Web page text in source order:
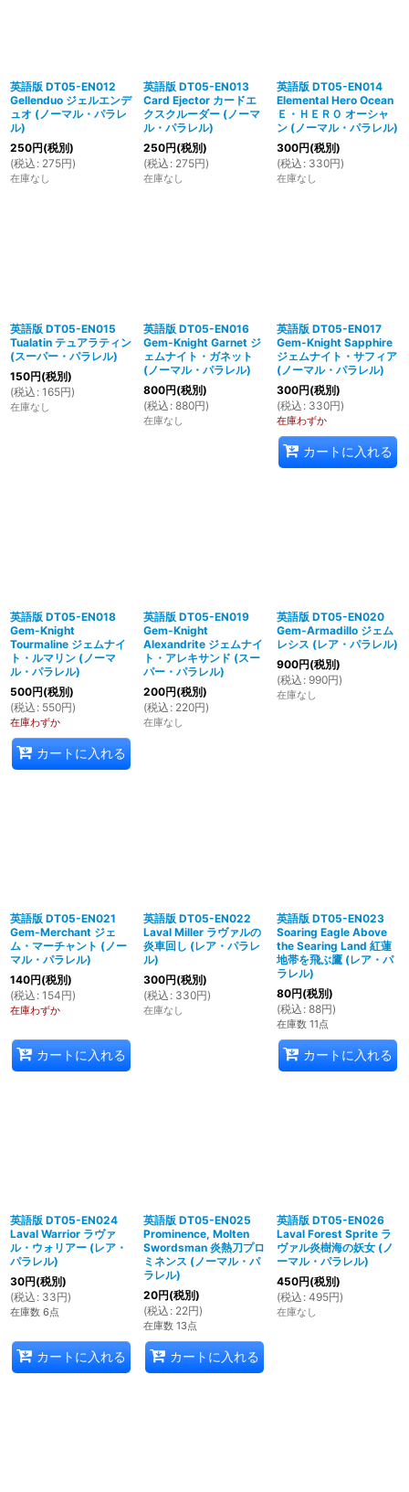
英語版 DT05-EN012
Gellenduo ジェルエンデ
ュオ (ノーマル・パラレ
ル)
250円(税別)
(税込 : 275円)
在庫なし
英語版 DT05-EN013
Card Ejector カードエ
クスクルーダー (ノーマ
ル・パラレル)
250円(税別)
(税込 : 275円)
在庫なし
英語版 DT05-EN014
Elemental Hero Ocean
Ｅ・ＨＥＲＯ オーシャ
ン (ノーマル・パラレル)
300円(税別)
(税込 : 330円)
在庫なし
英語版 DT05-EN015
Tualatin テュアラティン
(スーパー・パラレル)
150円(税別)
(税込 : 165円)
在庫なし
英語版 DT05-EN016
Gem-Knight Garnet ジ
ェムナイト・ガネット
(ノーマル・パラレル)
800円(税別)
(税込 : 880円)
在庫なし
英語版 DT05-EN017
Gem-Knight Sapphire
ジェムナイト・サフィア
(ノーマル・パラレル)
300円(税別)
(税込 : 330円)
在庫わずか
カートに入れる
英語版 DT05-EN018
Gem-Knight
Tourmaline ジェムナイ
ト・ルマリン (ノーマ
ル・パラレル)
500円(税別)
(税込 : 550円)
在庫わずか
カートに入れる
英語版 DT05-EN019
Gem-Knight
Alexandrite ジェムナイ
ト・アレキサンド (スー
パー・パラレル)
200円(税別)
(税込 : 220円)
在庫なし
英語版 DT05-EN020
Gem-Armadillo ジェム
レシス (レア・パラレル)
900円(税別)
(税込 : 990円)
在庫なし
英語版 DT05-EN021
Gem-Merchant ジェ
ム・マーチャント (ノー
マル・パラレル)
140円(税別)
(税込 : 154円)
在庫わずか
カートに入れる
英語版 DT05-EN022
Laval Miller ラヴァルの
炎車回し (レア・パラレ
ル)
300円(税別)
(税込 : 330円)
在庫なし
英語版 DT05-EN023
Soaring Eagle Above
the Searing Land 紅蓮
地帯を飛ぶ鷹 (レア・パ
ラレル)
80円(税別)
(税込 : 88円)
在庫数 11点
カートに入れる
英語版 DT05-EN024
Laval Warrior ラヴァ
ル・ウォリアー (レア・
パラレル)
30円(税別)
(税込 : 33円)
在庫数 6点
カートに入れる
英語版 DT05-EN025
Prominence, Molten
Swordsman 炎熱刀プロ
ミネンス (ノーマル・パ
ラレル)
20円(税別)
(税込 : 22円)
在庫数 13点
カートに入れる
英語版 DT05-EN026
Laval Forest Sprite ラ
ヴァル炎樹海の妖女 (ノ
ーマル・パラレル)
450円(税別)
(税込 : 495円)
在庫なし